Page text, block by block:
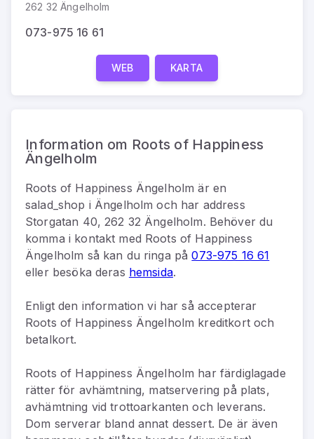
262 32 Ängelholm
073-975 16 61
WEB KARTA
Information om Roots of Happiness
Ängelholm
Roots of Happiness Ängelholm är en
salad_shop i Ängelholm och har address
Storgatan 40, 262 32 Ängelholm. Behöver du
komma i kontakt med Roots of Happiness
Ängelholm så kan du ringa på073-975 16 61
eller besöka deras hemsida.
Enligt den information vi har så accepterar
Roots of Happiness Ängelholm kreditkort och
betalkort.
Roots of Happiness Ängelholm har färdiglagade
rätter för avhämtning, matservering på plats,
avhämtning vid trottoarkanten och leverans.
Dom serverar bland annat dessert. De är även